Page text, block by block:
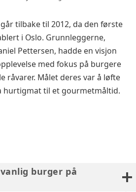
tilbake til 2012, da den første
i Oslo. Grunnleggerne,
Pettersen, hadde en visjon
med fokus på burgere
råvarer. Målet deres var å løfte
hurtigmat til et gourmetmåltid.
burger på